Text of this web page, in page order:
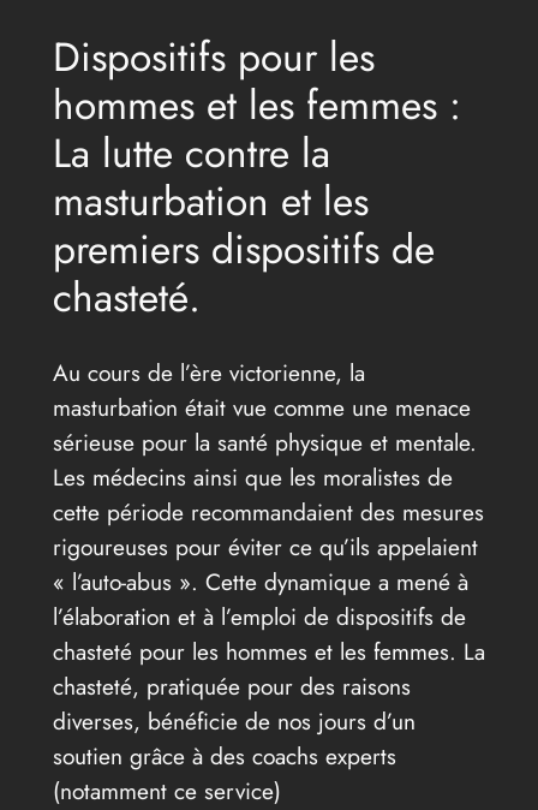
Dispositifs pour les
hommes et les femmes :
La lutte contre la
masturbation et les
premiers dispositifs de
chasteté.
Au cours de l’ère victorienne, la
masturbation était vue comme une menace
sérieuse pour la santé physique et mentale.
Les médecins ainsi que les moralistes de
cette période recommandaient des mesures
rigoureuses pour éviter ce qu’ils appelaient
« l’auto-abus ». Cette dynamique a mené à
l’élaboration et à l’emploi de dispositifs de
chasteté pour les hommes et les femmes. La
chasteté, pratiquée pour des raisons
diverses, bénéficie de nos jours d’un
soutien grâce à des coachs experts
(notamment ce service)